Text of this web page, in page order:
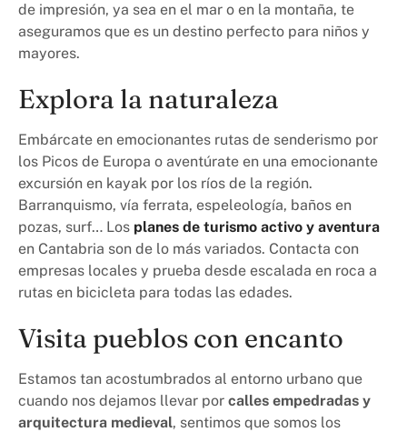
de impresión, ya sea en el mar o en la montaña, te
aseguramos que es un destino perfecto para niños y
mayores.
Explora la naturaleza
Embárcate en emocionantes rutas de senderismo por
los Picos de Europa o aventúrate en una emocionante
excursión en kayak por los ríos de la región.
Barranquismo, vía ferrata, espeleología, baños en
pozas, surf… Los planes de turismo activo y aventura
en Cantabria son de lo más variados. Contacta con
empresas locales y prueba desde escalada en roca a
rutas en bicicleta para todas las edades.
Visita pueblos con encanto
Estamos tan acostumbrados al entorno urbano que
cuando nos dejamos llevar por calles empedradas y
arquitectura medieval, sentimos que somos los